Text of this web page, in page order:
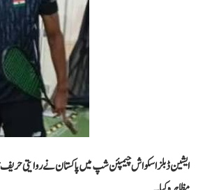
ایشین ڈبلز اسکواش چیمپئن شپ میں پاکستان نے روایتی حریف